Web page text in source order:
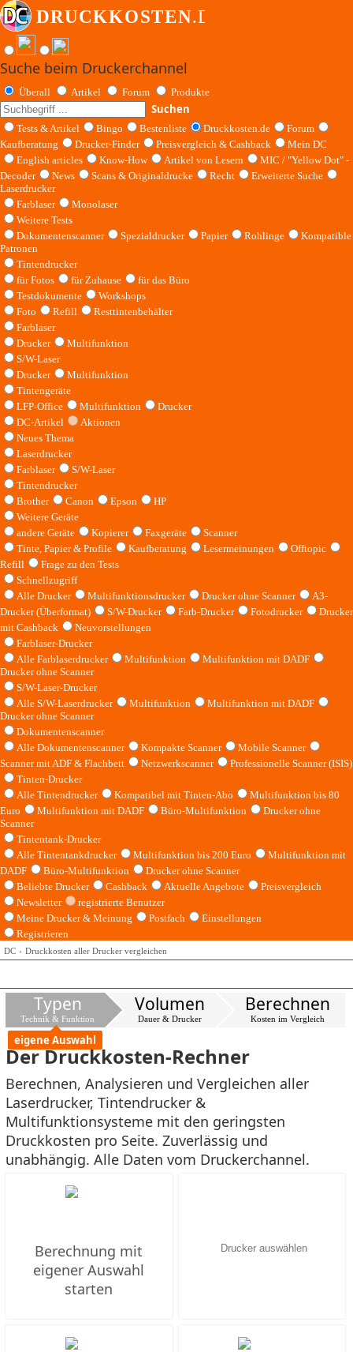
Suche beim Druckerchannel
Überall Artikel Forum Produkte
Suchen
Tests & Artikel Bingo Bestenliste Druckkosten.de
Forum
Kaufberatung
Drucker-Finder Preisvergleich & Cashback
Mein DC
English articles
Know-How Artikel von Lesern
MIC / "Yellow Dot" -
Decoder
News Scans & Originaldrucke Recht
Erweiterte Suche
Laserdrucker
Farblaser
Monolaser
Weitere Tests
Dokumentenscanner
Spezialdrucker Papier Rohlinge
Kompatible
Patronen
Tintendrucker
für Fotos
für Zuhause
für das Büro
Testdokumente
Workshops
Foto
Refill
Resttintenbehälter
Farblaser
Drucker
Multifunktion
S/W-Laser
Drucker
Multifunktion
Tintengeräte
LFP-Office
Multifunktion
Drucker
DC-Artikel
Aktionen
Neues Thema
Laserdrucker
Farblaser
S/W-Laser
Tintendrucker
Brother
Canon Epson
HP
Weitere Geräte
andere Geräte
Kopierer Faxgeräte
Scanner
Tinte, Papier & Profile
Kaufberatung Lesermeinungen
Offtopic
Refill
Frage zu den Tests
Schnellzugriff
Alle Drucker
Multifunktionsdrucker Drucker ohne Scanner
A3-
Drucker (Überformat)
S/W-Drucker Farb-Drucker Fotodrucker
Drucker
mit Cashback
Neuvorstellungen
Farblaser-Drucker
Alle Farblaserdrucker
Multifunktion
Multifunktion mit DADF
Drucker ohne Scanner
S/W-Laser-Drucker
Alle S/W-Laserdrucker
Multifunktion
Multifunktion mit DADF
Drucker ohne Scanner
Dokumentenscanner
Alle Dokumentenscanner
Kompakte Scanner
Mobile Scanner
Scanner mit ADF & Flachbett
Netzwerkscanner
Professionelle Scanner (ISIS)
Tinten-Drucker
Alle Tintendrucker
Kompatibel mit Tinten-Abo
Multifunktion bis 80
Euro
Multifunktion mit DADF Büro-Multifunktion
Drucker ohne
Scanner
Tintentank-Drucker
Alle Tintentankdrucker
Multifunktion bis 200 Euro
Multifunktion mit
DADF
Büro-Multifunktion
Drucker ohne Scanner
Beliebte Drucker
Cashback Aktuelle Angebote
Preisvergleich
Newsletter
registrierte Benutzer
Meine Drucker & Meinung
Postfach
Einstellungen
Registrieren
DC Druckkosten aller Drucker vergleichen
Typen
Technik & Funktion
eigene Auswahl
Volumen
Dauer & Drucker
Berechnen
Kosten im Vergleich
Der Druckkosten-Rechner
Berechnen, Analysieren und Vergleichen aller
Laserdrucker, Tintendrucker &
Multifunktionsysteme mit den geringsten
Druckkosten pro Seite. Zuverlässig und
unabhängig. Alle Daten vom Druckerchannel.
Berechnung mit
eigener Auswahl
starten